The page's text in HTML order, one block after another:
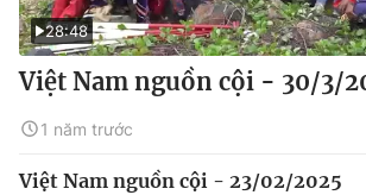
28:48
Việt Nam nguồn cội - 30/3/
1 năm trước
Việt Nam nguồn cội - 23/02/2025